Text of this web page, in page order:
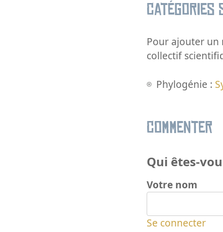
Catégories
Pour ajouter un
collectif
Phylogénie :
Commenter
Qui êtes-
Votre nom
Se connecter